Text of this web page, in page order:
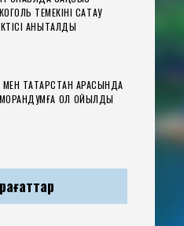
ТЕМЕКІНІ САҚТАУ
АНЫҚТАЛДЫ
МЕН ТАТАРСТАН АРАСЫНДА
ҚОЛ ҚОЙЫЛДЫ